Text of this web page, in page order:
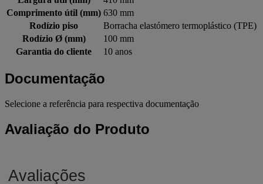
Comprimento útil (mm) 630 mm
Rodízio piso
Borracha elastómero termoplástico (TPE)
Rodízio Ø (mm)
100 mm
Garantia do cliente
10 anos
Documentação
Selecione a referência para respectiva documentação
Avaliação do Produto